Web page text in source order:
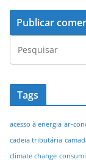
Tags
acesso à energia ar-
cadeia tributária
climate change